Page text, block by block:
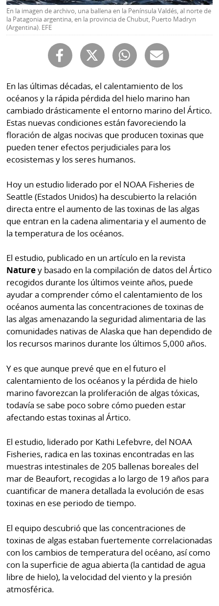
Buscador
Comunicados
Catálogos
Kiosko
digital
Luctuosas
RSS
Temas
Autores
Notas
al
lector
Buenas
prácticas
SITIOS
Metro
por
Metro
Tienda
Panamá
Tus
Tiquetes
Cero
KM
Mi
Diario
Club
La
Prensa
Busca
Fácil
⌾
Hoy
Hoy
⌾
Sábado
Picante
La
Repregunta
⌾
Cual
Sabrina
Sin
En la imagen de archivo, una ballena en la Península Valdés, al norte de
la Patagonia argentina, en la provincia de Chubut, Puerto Madryn
(Argentina). EFE
En las últimas décadas, el calentamiento de los
océanos y la rápida pérdida del hielo marino han
cambiado drásticamente el entorno marino del Ártico.
Estas nuevas condiciones están favoreciendo la
floración de algas nocivas que producen toxinas que
pueden tener efectos perjudiciales para los
ecosistemas y los seres humanos.
Hoy un estudio liderado por el NOAA Fisheries de
Seattle (Estados Unidos) ha descubierto la relación
directa entre el aumento de las toxinas de las algas
que entran en la cadena alimentaria y el aumento de
la temperatura de los océanos.
El estudio, publicado en un artículo en la revista
Naturey basado en la compilación de datos del Ártico
recogidos durante los últimos veinte años, puede
ayudar a comprender cómo el calentamiento de los
océanos aumenta las concentraciones de toxinas de
las algas amenazando la seguridad alimentaria de las
comunidades nativas de Alaska que han dependido de
los recursos marinos durante los últimos 5,000 años.
Y es que aunque prevé que en el futuro el
calentamiento de los océanos y la pérdida de hielo
marino favorezcan la proliferación de algas tóxicas,
todavía se sabe poco sobre cómo pueden estar
afectando estas toxinas al Ártico.
El estudio, liderado por Kathi Lefebvre, del NOAA
Fisheries, radica en las toxinas encontradas en las
muestras intestinales de 205 ballenas boreales del
mar de Beaufort, recogidas a lo largo de 19 años para
cuantificar de manera detallada la evolución de esas
toxinas en ese periodo de tiempo.
El equipo descubrió que las concentraciones de
toxinas de algas estaban fuertemente correlacionadas
con los cambios de temperatura del océano, así como
con la superficie de agua abierta (la cantidad de agua
libre de hielo), la velocidad del viento y la presión
atmosférica.